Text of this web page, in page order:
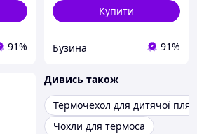
91%
Купити
Бузина 91%
Дивись також
Термочехол для дитячої
Чохли для термоса